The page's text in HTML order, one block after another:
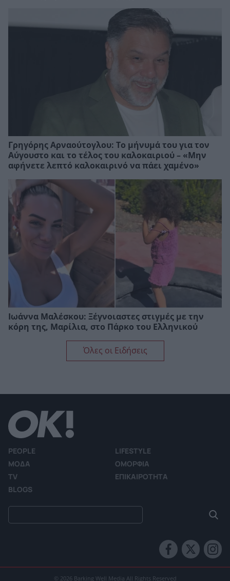
Γρηγόρης Αρναούτογλου: Το μήνυμά του για τον
Αύγουστο και το τέλος του καλοκαιριού – «Μην
αφήνετε λεπτό καλοκαιρινό να πάει χαμένο»
Ιωάννα Μαλέσκου: Ξέγνοιαστες στιγμές με την
κόρη της, Μαρίλια, στο Πάρκο του Ελληνικού
Όλες οι Ειδήσεις
PEOPLE
LIFESTYLE
ΜΟΔΑ
ΟΜΟΡΦΙΑ
TV
ΕΠΙΚΑΙΡΟΤΗΤΑ
BLOGS
© 2026 Barking Well Media All Rights Reserved